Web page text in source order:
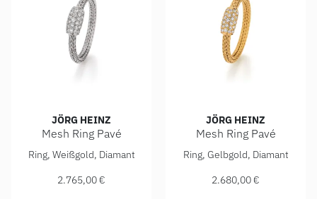
JÖRG HEINZ
Mesh Ring Pavé
Jörg Heinz Mesh Ring Pavé, Ref: HSR1.1-2.5 750 1
Ring, Weißgold, Diamant
2.765,00 €
JÖRG HEINZ
Mesh Ring Pavé
Jörg Heinz Mesh Ring
Ring, Gelbgold, Diamant
2.680,00 €